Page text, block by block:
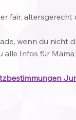
fair, altersgerecht
wenn du nicht
alle Infos für Mama